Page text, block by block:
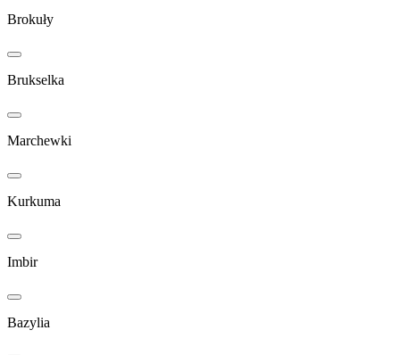
Brokuły
Brukselka
Marchewki
Kurkuma
Imbir
Bazylia